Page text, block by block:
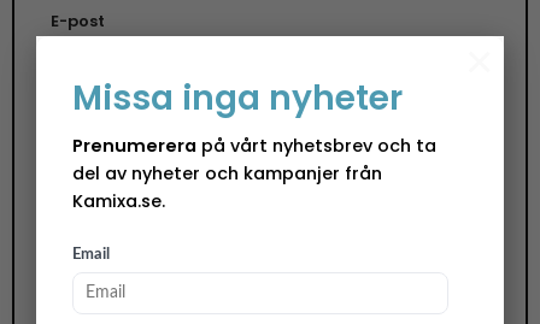
Missa inga nyheter
Prenumerera på vårt nyhetsbrev och ta
del av nyheter och kampanjer från
Kamixa.se.
Email
E-post
webbplats i denna webbläsare till nästa gång jag
skriver en kommentar.